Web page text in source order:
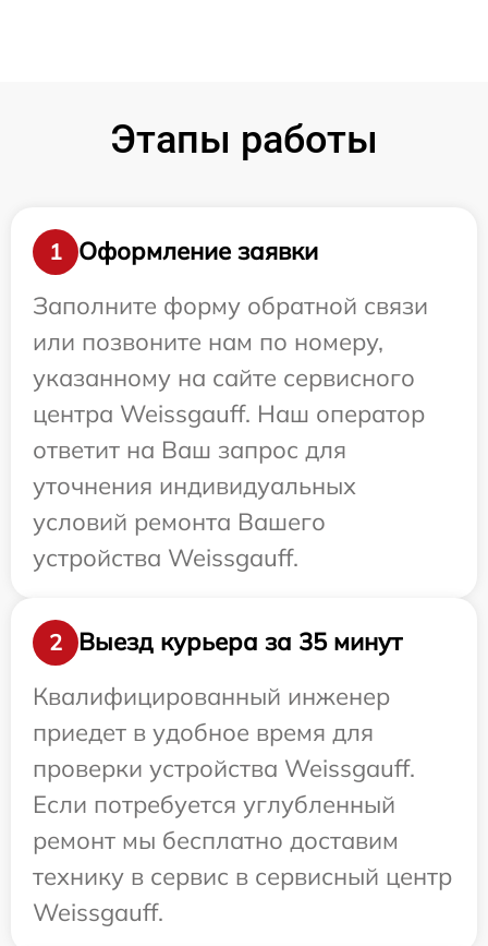
Этапы работы
1
Оформление заявки
Заполните форму обратной связи
или позвоните нам по номеру,
указанному на сайте сервисного
центра Weissgauff. Наш оператор
ответит на Ваш запрос для
уточнения индивидуальных
условий ремонта Вашего
устройства Weissgauff.
2
Выезд курьера за 35 минут
Квалифицированный инженер
приедет в удобное время для
проверки устройства Weissgauff.
Если потребуется углубленный
ремонт мы бесплатно доставим
технику в сервис в сервисный центр
Weissgauff.